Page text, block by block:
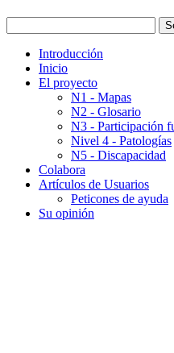
Introducción
Inicio
El proyecto
N1 - Mapas
N2 - Glosario
N3 - Participación
Nivel 4 - Patologías
N5 - Discapacidad
Colabora
Artículos de Usuarios
Peticones de ayuda
Su opinión